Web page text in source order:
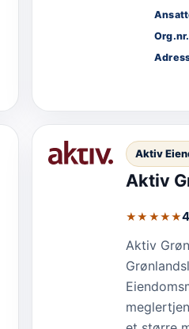
Org.nr.
Aktiv
Aktiv
★★★★★
Aktiv